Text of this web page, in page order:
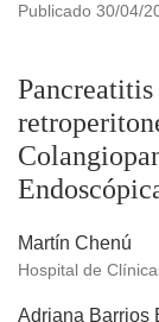
Publicado 30/04/
Martín Chenú
Hospital de
Adriana Barrios